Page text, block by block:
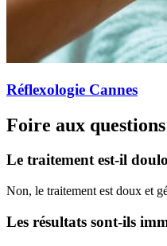
Réflexologie Cannes
Foire aux questions
Le traitement est-il
Non, le traitement est doux et
Les résultats sont-ils